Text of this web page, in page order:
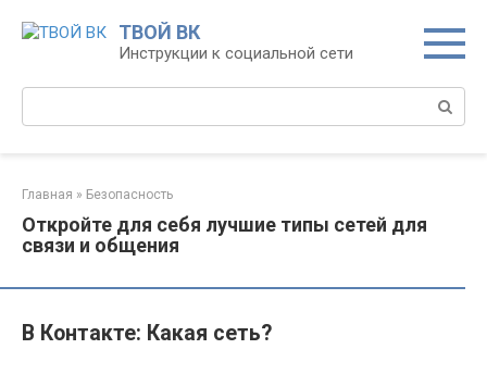
ТВОЙ ВК
Инструкции к социальной сети
Главная » Безопасность
Откройте для себя лучшие типы сетей для
связи и общения
В Контакте: Какая сеть?